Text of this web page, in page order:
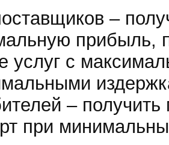
–
прибыль,
услуг с
–
при